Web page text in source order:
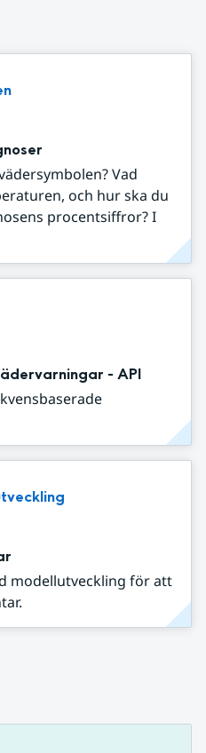
Vad
och hur ska du
procentsiffror? I
- API
modellutveckling för att